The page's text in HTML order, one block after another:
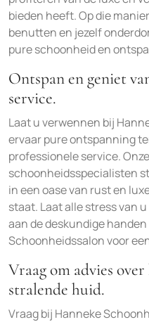
bieden heeft. Op die
benutten en jezelf
pure schoonheid en
Ontspan en geniet
service.
Laat u verwennen bij
ervaar pure ontspanning
professionele service.
schoonheidsspecialisten
in een oase van rust en
staat. Laat alle stress van
aan de deskundige
Schoonheidssalon voor
Vraag om advies
stralende huid.
Vraag bij Hanneke